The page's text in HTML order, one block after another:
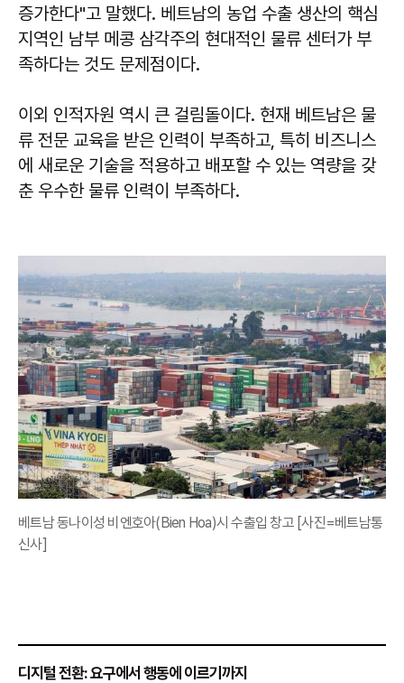
증가한다"고 말했다. 베트남의 농업 수출 생산의 핵심
지역인 남부 메콩 삼각주의 현대적인 물류 센터가 부
족하다는 것도 문제점이다.
이외 인적자원 역시 큰 걸림돌이다. 현재 베트남은 물
류 전문 교육을 받은 인력이 부족하고, 특히 비즈니스
에 새로운 기술을 적용하고 배포할 수 있는 역량을 갖
춘 우수한 물류 인력이 부족하다.
베트남 동나이성 비엔호아(Bien Hoa)시 수출입 창고 [사진=베트남통
신사]
디지털 전환: 요구에서 행동에 이르기까지